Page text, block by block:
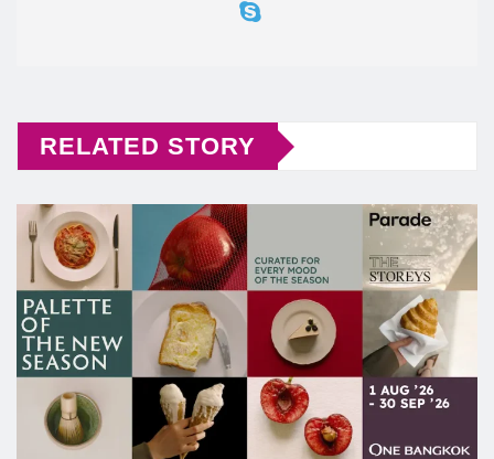
RELATED STORY